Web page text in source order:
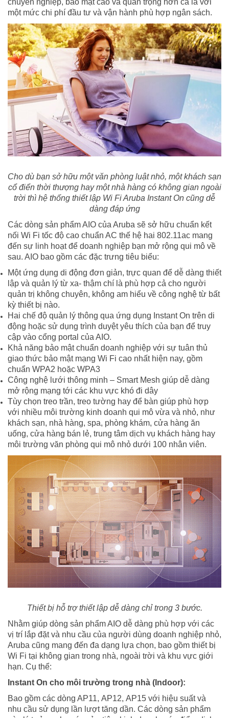
một mức chi phí đầu tư và vận hành phù hợp ngân sách.
Cho dù bạn sở hữu một văn phòng luật nhỏ, một khách sạn
cổ điển thời thượng hay một nhà hàng có không gian ngoài
trời thì hệ thống thiết lập Wi Fi Aruba Instant On cũng dễ
dàng đáp ứng
Các dòng sản phẩm AIO của Aruba sẽ sở hữu chuẩn kết
nối Wi Fi tốc độ cao chuẩn AC thế hệ hai 802.11ac mang
đến sự linh hoạt để doanh nghiệp bạn mở rộng qui mô về
sau. AIO bao gồm các đặc trưng tiêu biểu:
Một ứng dụng di động đơn giản, trực quan để dễ dàng thiết
lập và quản lý từ xa- thậm chí là phù hợp cả cho người
quản trị không chuyên, không am hiểu về công nghệ từ bất
kỳ thiết bị nào.
Hai chế độ quản lý thông qua ứng dụng Instant On trên di
động hoặc sử dụng trình duyệt yêu thích của bạn để truy
cập vào cổng portal của AIO.
Khả năng bảo mật chuẩn doanh nghiệp với sự tuân thủ
giao thức bảo mật mạng Wi Fi cao nhất hiện nay, gồm
chuẩn WPA2 hoặc WPA3
Công nghệ lưới thông minh – Smart Mesh giúp dễ dàng
mở rộng mạng tới các khu vực khó đi dây
Tùy chọn treo trần, treo tường hay để bàn giúp phù hợp
với nhiều môi trường kinh doanh qui mô vừa và nhỏ, như
khách sạn, nhà hàng, spa, phòng khám, cửa hàng ăn
uống, cửa hàng bán lẻ, trung tâm dịch vụ khách hàng hay
môi trường văn phòng qui mô nhỏ dưới 100 nhân viên.
Thiết bị hỗ trợ thiết lập dễ dàng chỉ trong 3 bước.
Nhằm giúp dòng sản phẩm AIO dễ dàng phù hợp với các
vị trí lắp đặt và nhu cầu của người dùng doanh nghiệp nhỏ,
Aruba cũng mang đến đa dạng lựa chọn, bao gồm thiết bị
Wi Fi tại không gian trong nhà, ngoài trời và khu vực giới
hạn. Cụ thể:
Instant On cho môi trường trong nhà (Indoor):
Bao gồm các dòng AP11, AP12, AP15 với hiệu suất và
nhu cầu sử dụng lần lượt tăng dần. Các dòng sản phẩm